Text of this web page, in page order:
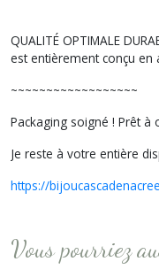
QUALITÉ OPTIMALE
est entièrement conçu en
~~~~~~~~~~~~~~~~~~
Packaging soigné ! Prêt à
Je reste à votre entière
https://
Vous pourriez